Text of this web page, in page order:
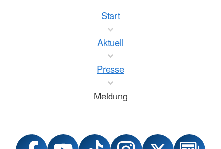
Start
Aktuell
Presse
Meldung